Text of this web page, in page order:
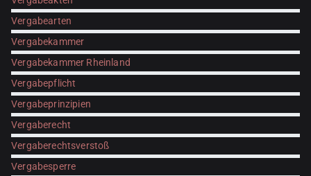
Vergabearten
Vergabekammer
Vergabekammer Rheinland
Vergabepflicht
Vergabeprinzipien
Vergaberecht
Vergaberechtsverstoß
Vergabesperre